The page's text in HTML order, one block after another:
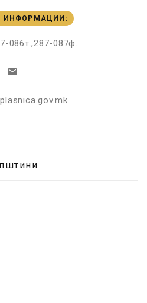
ИНФОРМАЦИИ :
086т.,287-087ф.